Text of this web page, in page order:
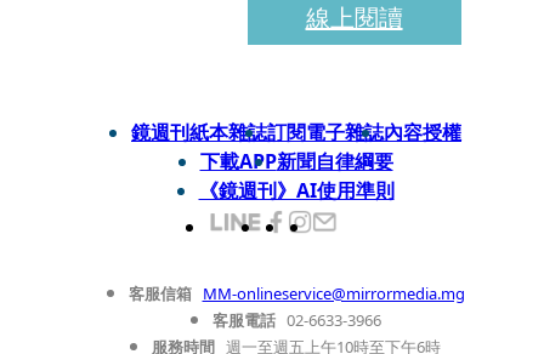
線上閱讀
鏡週刊紙本雜誌訂閱電子雜誌內容授權
下載APP新聞自律綱要
《鏡週刊》AI使用準則
客服信箱 MM-onlineservice@mirrormedia.mg
客服電話 02-6633-3966
服務時間 週一至週五上午10時至下午6時